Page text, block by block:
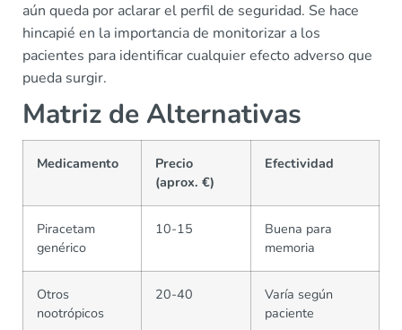
aún queda por aclarar el perfil de seguridad. Se hace
hincapié en la importancia de monitorizar a los
pacientes para identificar cualquier efecto adverso que
pueda surgir.
Matriz de Alternativas
Medicamento
Precio
(aprox. €)
Efectividad
Piracetam
genérico
10-15
Buena para
memoria
Otros
nootrópicos
20-40
Varía según
paciente